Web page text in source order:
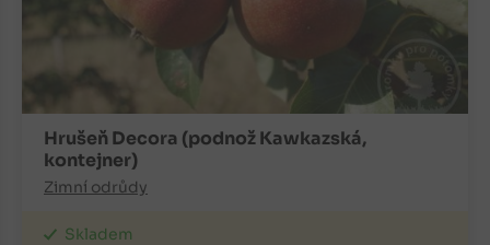
Hrušeň Decora (podnož Kawkazská,
kontejner)
Zimní odrůdy
Skladem